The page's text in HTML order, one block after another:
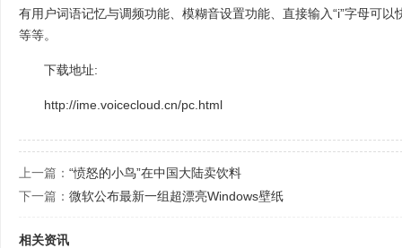
有用户词语记忆与调频功能、模糊音设置功能、直接输入“i”字母可
等等。
下载地址:
http://ime.voicecloud.cn/pc.html
上一篇： “愤怒的小鸟”在中国大陆卖饮料
下一篇： 微软公布最新一组超漂亮Windows壁纸
相关资讯